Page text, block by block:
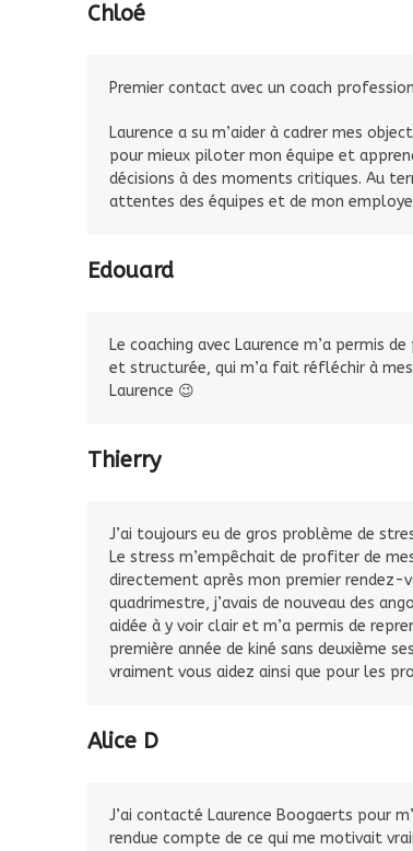
Chloé
Premier contact avec un coach
Laurence a su m’aider à cadrer mes
pour mieux piloter mon équipe et
décisions à des moments critiques. Au
attentes des équipes et de mon
Edouard
Le coaching avec Laurence m’a permis
et structurée, qui m’a fait réfléchir à
Laurence 😉
Thierry
J’ai toujours eu de gros problème de
Le stress m’empêchait de profiter de
directement après mon premier rendez-
quadrimestre, j’avais de nouveau des
aidée à y voir clair et m’a permis de
première année de kiné sans deuxième
vraiment vous aidez ainsi que pour les
Alice D
J’ai contacté Laurence Boogaerts pour
rendue compte de ce qui me motivait